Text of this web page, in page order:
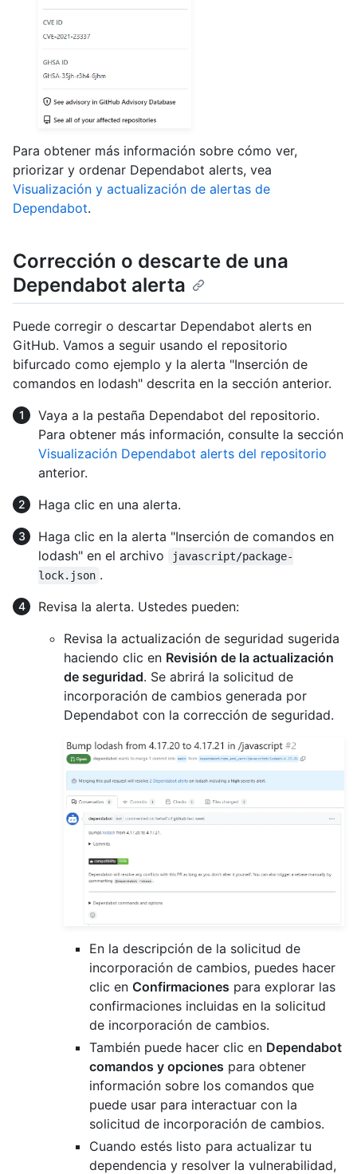
Para obtener más información sobre cómo ver,
priorizar y ordenar Dependabot alerts, vea
Visualización y actualización de alertas de
Dependabot.
Corrección o descarte de una
Dependabot alerta
Puede corregir o descartar Dependabot alerts en
GitHub. Vamos a seguir usando el repositorio
bifurcado como ejemplo y la alerta "Inserción de
comandos en lodash" descrita en la sección anterior.
Vaya a la pestaña Dependabot del repositorio.
Para obtener más información, consulte la sección
Visualización Dependabot alerts del repositorio
anterior.
Haga clic en una alerta.
Haga clic en la alerta "Inserción de comandos en
lodash" en el archivo
javascript/package-
lock.json .
Revisa la alerta. Ustedes pueden:
Revisa la actualización de seguridad sugerida
haciendo clic en Revisión de la actualización
de seguridad. Se abrirá la solicitud de
incorporación de cambios generada por
Dependabot con la corrección de seguridad.
En la descripción de la solicitud de
incorporación de cambios, puedes hacer
clic en Confirmaciones para explorar las
confirmaciones incluidas en la solicitud
de incorporación de cambios.
También puede hacer clic en Dependabot
comandos y opciones para obtener
información sobre los comandos que
puede usar para interactuar con la
solicitud de incorporación de cambios.
Cuando estés listo para actualizar tu
dependencia y resolver la vulnerabilidad,